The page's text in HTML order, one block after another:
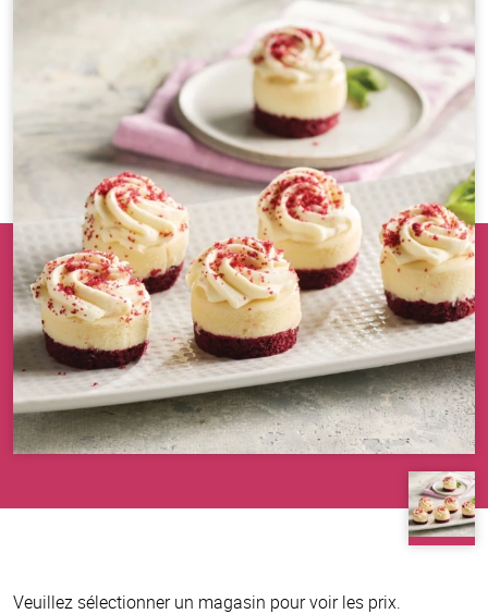
Veuillez sélectionner un magasin pour voir les prix.